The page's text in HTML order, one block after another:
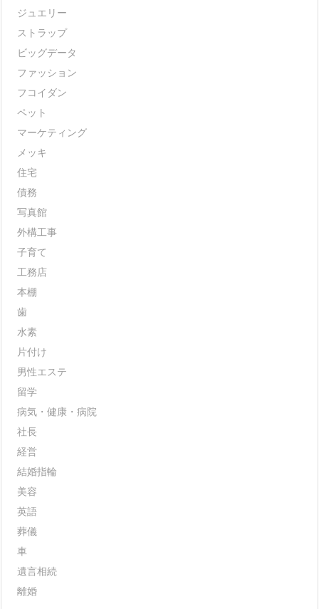
ジュエリー
ストラップ
ビッグデータ
ファッション
フコイダン
ペット
マーケティング
メッキ
住宅
債務
写真館
外構工事
子育て
工務店
本棚
歯
水素
片付け
男性エステ
留学
病気・健康・病院
社長
経営
結婚指輪
美容
英語
葬儀
車
遺言相続
離婚